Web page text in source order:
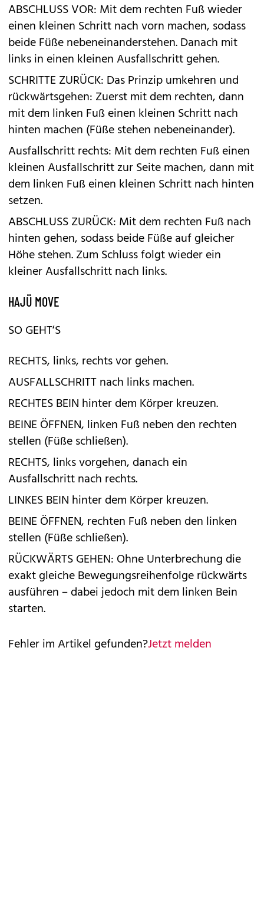
ABSCHLUSS VOR: Mit dem rechten Fuß wieder
einen kleinen Schritt nach vorn machen, sodass
beide Füße nebeneinanderstehen. Danach mit
links in einen kleinen Ausfallschritt gehen.
SCHRITTE ZURÜCK: Das Prinzip umkehren und
rückwärtsgehen: Zuerst mit dem rechten, dann
mit dem linken Fuß einen kleinen Schritt nach
hinten machen (Füße stehen nebeneinander).
Ausfallschritt rechts: Mit dem rechten Fuß einen
kleinen Ausfallschritt zur Seite machen, dann mit
dem linken Fuß einen kleinen Schritt nach hinten
setzen.
ABSCHLUSS ZURÜCK: Mit dem rechten Fuß nach
hinten gehen, sodass beide Füße auf gleicher
Höhe stehen. Zum Schluss folgt wieder ein
kleiner Ausfallschritt nach links.
HAJÜ MOVE
SO GEHT‘S
RECHTS, links, rechts vor gehen.
AUSFALLSCHRITT nach links machen.
RECHTES BEIN hinter dem Körper kreuzen.
BEINE ÖFFNEN, linken Fuß neben den rechten
stellen (Füße schließen).
RECHTS, links vorgehen, danach ein
Ausfallschritt nach rechts.
LINKES BEIN hinter dem Körper kreuzen.
BEINE ÖFFNEN, rechten Fuß neben den linken
stellen (Füße schließen).
RÜCKWÄRTS GEHEN: Ohne Unterbrechung die
exakt gleiche Bewegungsreihenfolge rückwärts
ausführen – dabei jedoch mit dem linken Bein
starten.
Fehler im Artikel gefunden?Jetzt melden